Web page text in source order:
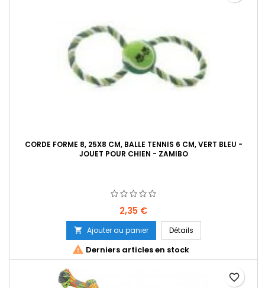
CORDE FORME 8, 25X8 CM, BALLE TENNIS 6 CM, VERT BLEU -
JOUET POUR CHIEN - ZAMIBO
Prix
2,35 €
 Ajouter au panier Détails
 Derniers articles en stock
favorite_border